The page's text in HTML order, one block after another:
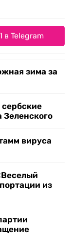
в Telegram
зима за
Зеленского
вируса
из